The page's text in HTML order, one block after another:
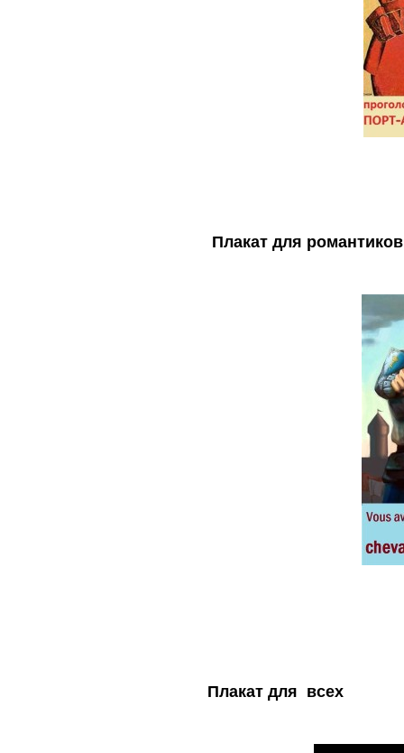
Плакат для романтиков
Плакат для всех